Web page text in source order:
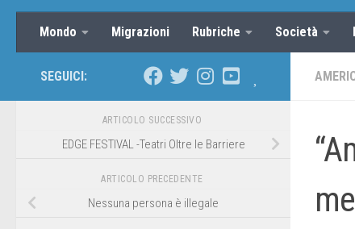
Mondo Migrazioni Rubriche Società
SEGUICI:
ARTICOLO SUCCESSIVO
EDGE FESTIVAL -Teatri Oltre le Barriere
ARTICOLO PRECEDENTE
Nessuna persona è illegale